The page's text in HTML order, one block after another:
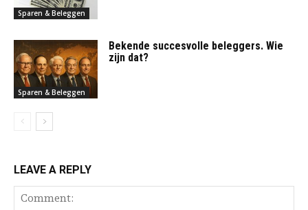
Sparen & Beleggen
Sparen & Beleggen
Bekende succesvolle beleggers. Wie
zijn dat?
LEAVE A REPLY